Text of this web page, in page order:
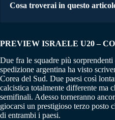
Cosa troverai in questo
PREVIEW ISRAELE U20 –
Due fra le squadre più
spedizione argentina ha visto
Corea del Sud. Due paesi così
calcistica totalmente differente ma
semifinali. Adesso torneranno
giocarsi un prestigioso terzo posto
di entrambi i paesi.